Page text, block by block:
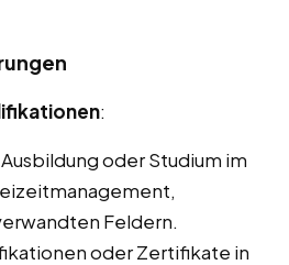
:
oder Studium im
Feldern.
oder Zertifikate in